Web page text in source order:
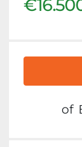
of